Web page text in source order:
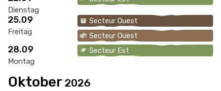
Dienstag
25.09
Freitag
Secteur Ouest
Secteur Ouest
28.09
Montag
Secteur Est
Oktober 2026